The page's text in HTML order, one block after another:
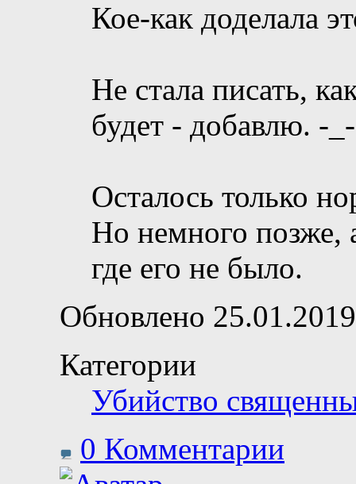
Кое-как доделала
Не стала писать,
будет - добавлю. -_-
Осталось только
Но немного позже,
где его не было.
Обновлено
Категории
Убийство
0 Комментарии